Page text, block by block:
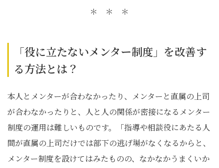
＊ ＊ ＊
「役に立たないメンター制度」を改善す
る方法とは？
本人とメンターが合わなかったり、メンターと直属の上司
が合わなかったりと、人と人の関係が密接になるメンター
制度の運用は難しいものです。「指導や相談役にあたる人
間が直属の上司だけでは部下の逃げ場がなくなるからと、
メンター制度を設けてはみたものの、なかなかうまくいか